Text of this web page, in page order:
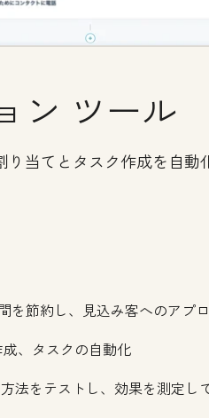
ン ツール
当てとタスク作成を自
を節約し、見込み客へのアプ
、タスクの自動化
法をテストし、効果を測定し